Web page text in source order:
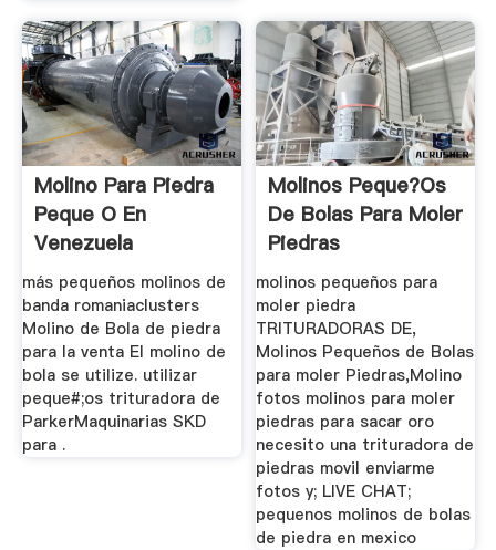
Molino Para Piedra
Peque O En
Venezuela
más pequeños molinos de
banda romaniaclusters
Molino de Bola de piedra
para la venta El molino de
bola se utilize. utilizar
peque#;os trituradora de
ParkerMaquinarias SKD
para .
Molinos Peque?os
De Bolas Para Moler
Piedras
molinos pequeños para
moler piedra
TRITURADORAS DE,
Molinos Pequeños de Bolas
para moler Piedras,Molino
fotos molinos para moler
piedras para sacar oro
necesito una trituradora de
piedras movil enviarme
fotos y; LIVE CHAT;
pequenos molinos de bolas
de piedra en mexico